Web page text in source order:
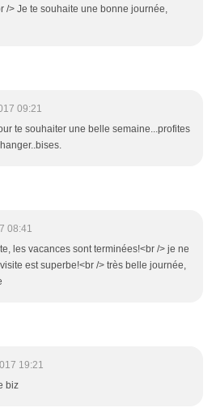
/> Je te souhaite une bonne journée,
09:21
te souhaiter une belle semaine...profites
08:41
les vacances sont terminées!<br /> je ne
est superbe!<br /> très belle journée,
19:21
biz